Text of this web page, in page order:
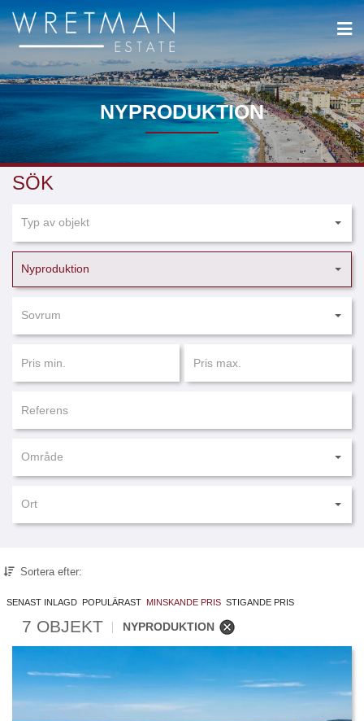
NYPRODUKTION
SÖK
Typ av objekt
Nyproduktion
Sovrum
Område
Ort
Sortera efter:
SENAST INLAGD POPULÄRAST MINSKANDE PRIS STIGANDE PRIS
7 OBJEKT NYPRODUKTION
Cookie- hanteringspanel